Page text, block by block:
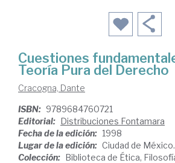
Cuestiones
Teoría Pura del Derecho
Cracogna, Dante
ISBN: 9789684760721
Editorial: Distribuciones Fontamara
Fecha de la edición: 1998
Lugar de la edición: Ciudad de
Colección: Biblioteca de Ética,